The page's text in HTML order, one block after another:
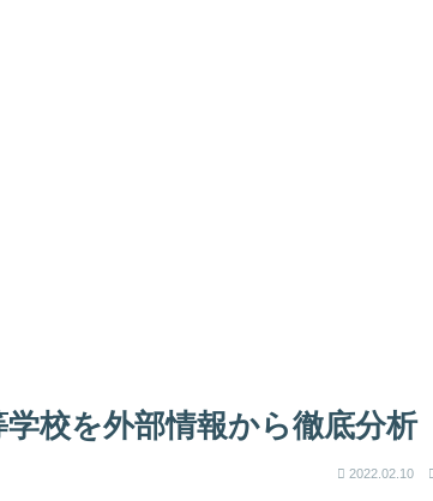
学校を外部情報から徹底分析
2022.02.10